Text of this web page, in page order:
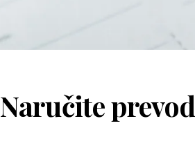
Naručite prevod